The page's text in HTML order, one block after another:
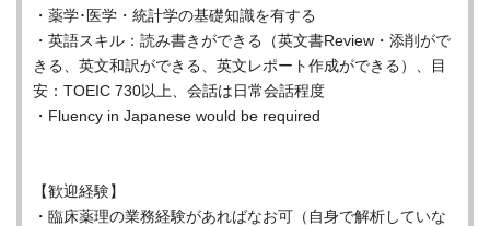
・薬学･医学・統計学の基礎知識を有する
・英語スキル：読み書きができる（英文書Review・添削がで
きる、英文和訳ができる、英文レポート作成ができる）、目
安：TOEIC 730以上、会話は日常会話程度
・Fluency in Japanese would be required
【歓迎経験】
・臨床薬理の業務経験があればなお可（自身で解析していな